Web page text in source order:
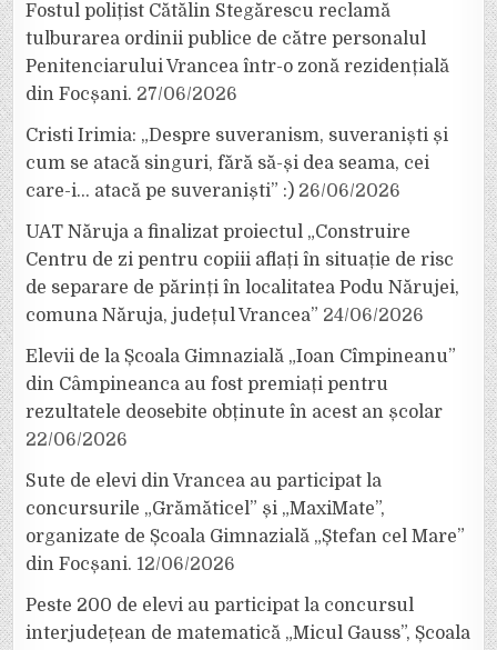
Fostul polițist Cătălin Stegărescu reclamă
tulburarea ordinii publice de către personalul
Penitenciarului Vrancea într-o zonă rezidențială
din Focșani. 27/06/2026
Cristi Irimia: „Despre suveranism, suveraniști și
cum se atacă singuri, fără să-și dea seama, cei
care-i… atacă pe suveraniști” :) 26/06/2026
UAT Năruja a finalizat proiectul „Construire
Centru de zi pentru copiii aflați în situație de risc
de separare de părinți în localitatea Podu Nărujei,
comuna Năruja, județul Vrancea” 24/06/2026
Elevii de la Școala Gimnazială „Ioan Cîmpineanu”
din Câmpineanca au fost premiați pentru
rezultatele deosebite obținute în acest an școlar
22/06/2026
Sute de elevi din Vrancea au participat la
concursurile „Grămăticel” și „MaxiMate”,
organizate de Școala Gimnazială „Ștefan cel Mare”
din Focșani. 12/06/2026
Peste 200 de elevi au participat la concursul
interjudețean de matematică „Micul Gauss”, Școala